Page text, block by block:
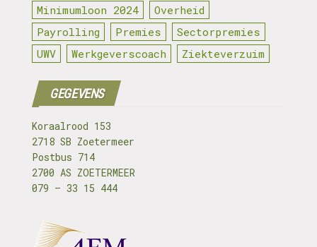
Minimumloon 2024
Overheid
Payrolling
Premies
Sectorpremies
UWV
Werkgeverscoach Ziekteverzuim
GEGEVENS
Koraalrood 153
2718 SB Zoetermeer
Postbus 714
2700 AS ZOETERMEER
079 – 33 15 444